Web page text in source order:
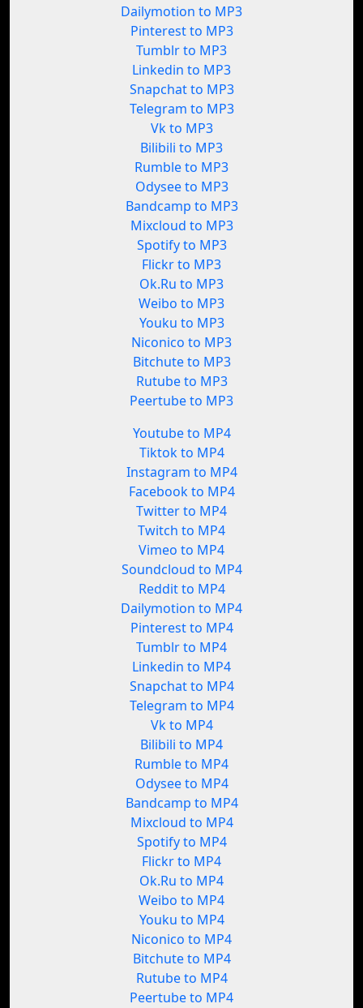
Dailymotion to MP3
Pinterest to MP3
Tumblr to MP3
Linkedin to MP3
Snapchat to MP3
Telegram to MP3
Vk to MP3
Bilibili to MP3
Rumble to MP3
Odysee to MP3
Bandcamp to MP3
Mixcloud to MP3
Spotify to MP3
Flickr to MP3
Ok.Ru to MP3
Weibo to MP3
Youku to MP3
Niconico to MP3
Bitchute to MP3
Rutube to MP3
Peertube to MP3
Youtube to MP4
Tiktok to MP4
Instagram to MP4
Facebook to MP4
Twitter to MP4
Twitch to MP4
Vimeo to MP4
Soundcloud to MP4
Reddit to MP4
Dailymotion to MP4
Pinterest to MP4
Tumblr to MP4
Linkedin to MP4
Snapchat to MP4
Telegram to MP4
Vk to MP4
Bilibili to MP4
Rumble to MP4
Odysee to MP4
Bandcamp to MP4
Mixcloud to MP4
Spotify to MP4
Flickr to MP4
Ok.Ru to MP4
Weibo to MP4
Youku to MP4
Niconico to MP4
Bitchute to MP4
Rutube to MP4
Peertube to MP4